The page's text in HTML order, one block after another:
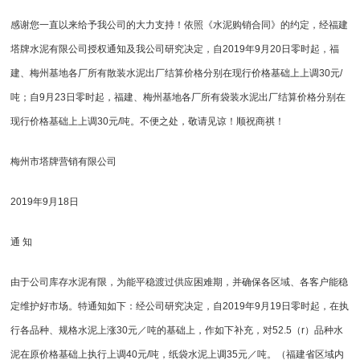
感谢您一直以来给予我公司的大力支持！依照《水泥购销合同》的约定，经福建
塔牌水泥有限公司授权通知及我公司研究决定，自2019年9月20日零时起，福
建、梅州基地各厂所有散装水泥出厂结算价格分别在现行价格基础上上调30元/
吨；自9月23日零时起，福建、梅州基地各厂所有袋装水泥出厂结算价格分别在
现行价格基础上上调30元/吨。不便之处，敬请见谅！顺祝商祺！
梅州市塔牌营销有限公司
2019年9月18日
通 知
由于公司库存水泥有限，为能平稳渡过供应困难期，并确保各区域、各客户能稳
定维护好市场。特通知如下：经公司研究决定，自2019年9月19日零时起，在执
行各品种、规格水泥上涨30元／吨的基础上，作如下补充，对52.5（r）品种水
泥在原价格基础上执行上调40元/吨，纸袋水泥上调35元／吨。（福建省区域内